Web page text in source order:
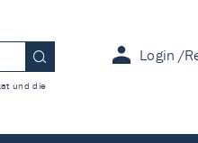
Login
und die